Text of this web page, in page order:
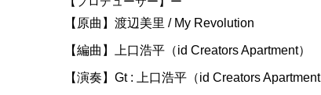
【原曲】渡辺美里 / My Revolution
【編曲】上口浩平（id Creators Apartment）
【演奏】Gt : 上口浩平（id Creators